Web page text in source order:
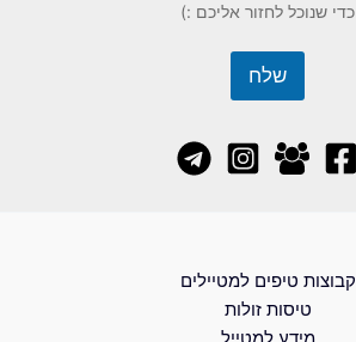
כדי שנוכל לחזור אליכם :)
שלח
קבוצות טיפים למטיילים
טיסות זולות